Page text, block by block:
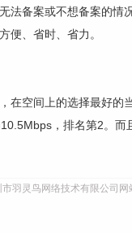
备案或不想备案的情况
便、省时、省力。
空间上的选择最好的当
，排名第2。
羽灵鸟网络技术有限公司